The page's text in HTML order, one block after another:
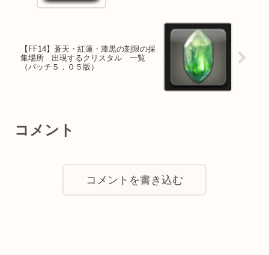
【FF14】蒼天・紅蓮・漆黒の刻限の採
集場所 出現するクリスタル 一覧
（パッチ５．０５版）
コメント
コメントを書き込む